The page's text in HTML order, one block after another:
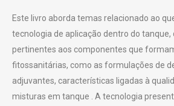
Este livro aborda temas relacionado ao
tecnologia de aplicação dentro do tanque,
pertinentes aos componentes que
fitossanitárias, como as formulações de
adjuvantes, características ligadas à
misturas em tanque . A tecnologia